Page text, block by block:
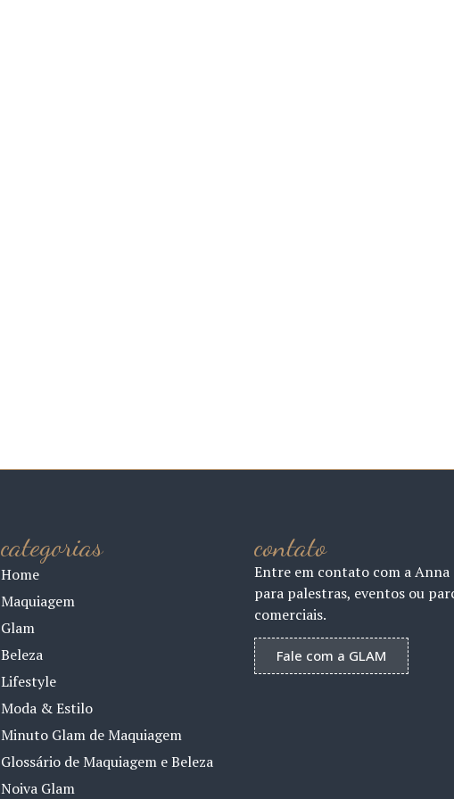
categorias
Home
Maquiagem
Glam
Beleza
Lifestyle
Moda & Estilo
Minuto Glam de Maquiagem
Glossário de Maquiagem e Beleza
Noiva Glam
contato
Entre em contato com a Anna
para palestras, eventos ou
comerciais.
Fale com a GLAM